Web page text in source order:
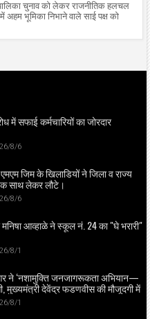
चुनाव को लेकर राजनीतिक हलचल
भूमिका निभाने वाले साई पक्ष को
में सफाई कर्मचारियों का जोरदार
8/6
जिम के खिलाडियों ने जिला व राज्य
साथ लेकर लौटे।
8/6
आव्हाळे ने स्कूल नं. 24 का "घे भरारी"
8/1
ने ‘नशामुक्ति जनजागरूकता अभियान—
मुख्यमंत्री देवेंद्र फडणवीस की मौजूदगी में
शपथ ग्रहण समारोह का लाइव
गया; छात्रों ने प्रत्यक्ष व ऑनलाइन
8/1